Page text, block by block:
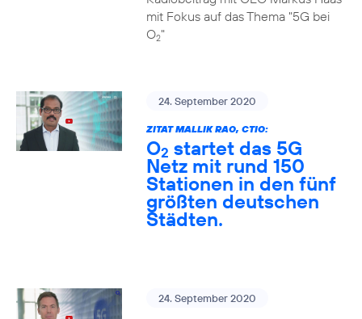
mit Fokus auf das Thema "5G bei
O2"
24. September 2020
ZITAT MALLIK RAO, CTIO:
O2 startet das 5G
Netz mit rund 150
Stationen in den fünf
größten deutschen
Städten.
24. September 2020